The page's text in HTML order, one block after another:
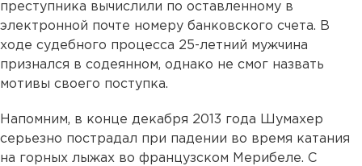
преступника вычислили по оставленному в
электронной почте номеру банковского счета. В
ходе судебного процесса 25-летний мужчина
признался в содеянном, однако не смог назвать
мотивы своего поступка.
Напомним, в конце декабря 2013 года Шумахер
серьезно пострадал при падении во время катания
на горных лыжах во французском Мерибеле. С